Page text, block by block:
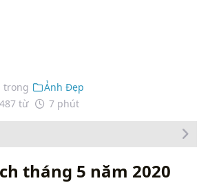
trong
Ảnh Đẹp
từ 7 phút
tháng 5 năm 2020